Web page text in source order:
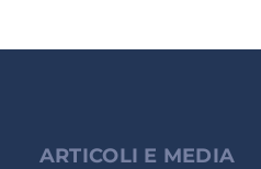
ARTICOLI E MEDIA